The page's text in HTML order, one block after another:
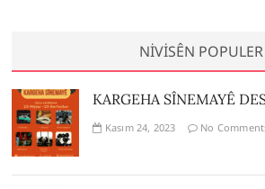
NIVISÊN POPULER
KARGEHA SÎNEMAYÊ
Kasım 24, 2023 No